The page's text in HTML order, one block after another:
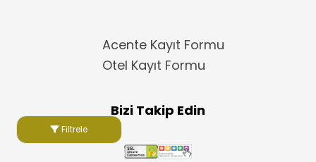
Filtrele
Acente Kayıt Formu
Otel Kayıt Formu
Bizi Takip Edin